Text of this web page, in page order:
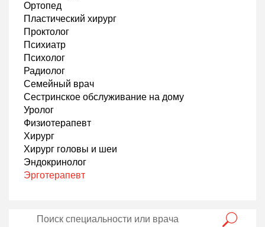
Ортопед
Пластический хирург
Проктолог
Психиатр
Психолог
Радиолог
Семейный врач
Сестринское обслуживание на дому
Уролог
Физиотерапевт
Хирург
Хирург головы и шеи
Эндокринолог
Эрготерапевт